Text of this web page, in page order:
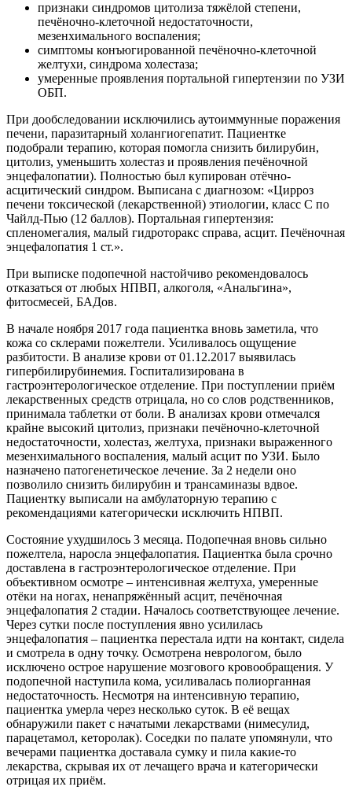
признаки синдромов цитолиза тяжёлой степени,
печёночно-клеточной недостаточности,
мезенхимального воспаления;
симптомы конъюгированной печёночно-клеточной
желтухи, синдрома холестаза;
умеренные проявления портальной гипертензии по УЗИ
ОБП.
При дообследовании исключились аутоиммунные поражения
печени, паразитарный холангиогепатит. Пациентке
подобрали терапию, которая помогла снизить билирубин,
цитолиз, уменьшить холестаз и проявления печёночной
энцефалопатии). Полностью был купирован отёчно-
асцитический синдром. Выписана с диагнозом: «Цирроз
печени токсической (лекарственной) этиологии, класс С по
Чайлд-Пью (12 баллов). Портальная гипертензия:
спленомегалия, малый гидроторакс справа, асцит. Печёночная
энцефалопатия 1 ст.».
При выписке подопечной настойчиво рекомендовалось
отказаться от любых НПВП, алкоголя, «Анальгина»,
фитосмесей, БАДов.
В начале ноября 2017 года пациентка вновь заметила, что
кожа со склерами пожелтели. Усиливалось ощущение
разбитости. В анализе крови от 01.12.2017 выявилась
гипербилирубинемия. Госпитализирована в
гастроэнтерологическое отделение. При поступлении приём
лекарственных средств отрицала, но со слов родственников,
принимала таблетки от боли. В анализах крови отмечался
крайне высокий цитолиз, признаки печёночно-клеточной
недостаточности, холестаз, желтуха, признаки выраженного
мезенхимального воспаления, малый асцит по УЗИ. Было
назначено патогенетическое лечение. За 2 недели оно
позволило снизить билирубин и трансаминазы вдвое.
Пациентку выписали на амбулаторную терапию с
рекомендациями категорически исключить НПВП.
Состояние ухудшилось 3 месяца. Подопечная вновь сильно
пожелтела, наросла энцефалопатия. Пациентка была срочно
доставлена в гастроэнтерологическое отделение. При
объективном осмотре – интенсивная желтуха, умеренные
отёки на ногах, ненапряжённый асцит, печёночная
энцефалопатия 2 стадии. Началось соответствующее лечение.
Через сутки после поступления явно усилилась
энцефалопатия – пациентка перестала идти на контакт, сидела
и смотрела в одну точку. Осмотрена неврологом, было
исключено острое нарушение мозгового кровообращения. У
подопечной наступила кома, усиливалась полиорганная
недостаточность. Несмотря на интенсивную терапию,
пациентка умерла через несколько суток. В её вещах
обнаружили пакет с начатыми лекарствами (нимесулид,
парацетамол, кеторолак). Соседки по палате упомянули, что
вечерами пациентка доставала сумку и пила какие-то
лекарства, скрывая их от лечащего врача и категорически
отрицая их приём.